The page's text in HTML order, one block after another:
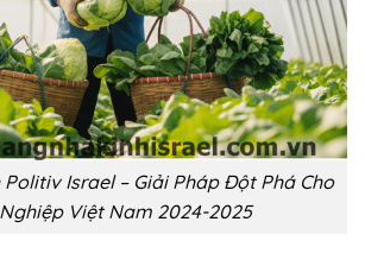
Israel – Giải Pháp Đột Phá Cho
Việt Nam 2024-2025